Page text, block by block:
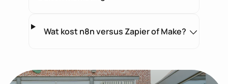
Wat kost n8n versus Zapier of Make?